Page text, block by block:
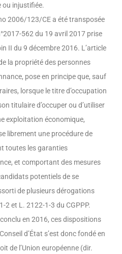
ou injustifiée.
2006/123/CE a été transposée
562 du 19 avril 2017 prise
II du 9 décembre 2016. L’article
la propriété des personnes
pose en principe que, sauf
lorsque le titre d’occupation
titulaire d’occuper ou d’utiliser
exploitation économique,
librement une procédure de
toutes les garanties
et comportant des mesures
potentiels de se
de plusieurs dérogations
2 et L. 2122-1-3 du CGPPP.
en 2016, ces dispositions
d’État s’est donc fondé en
de l’Union européenne (dir.